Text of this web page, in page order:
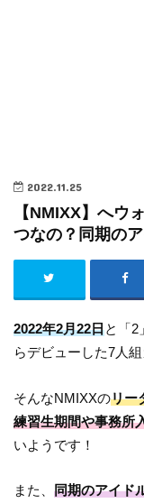
2022.11.25
【NMIXX】へウ
つなの？同期の
2022年2月22日と「2
らデビューした7人
そんなNMIXXのリー
練習生期間や事務所
いようです！
また、同期のアイド